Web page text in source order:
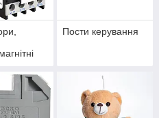
Пости керування